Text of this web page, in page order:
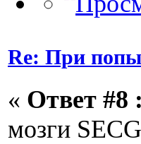
Re: При
« Ответ #8 :
мозги